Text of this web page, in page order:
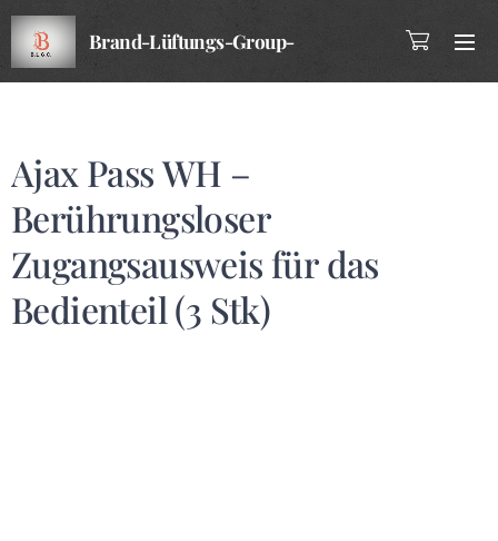
Brand-Lüftungs-Group-
Ajax Pass WH –
Berührungsloser
Zugangsausweis für das
Bedienteil (3 Stk)